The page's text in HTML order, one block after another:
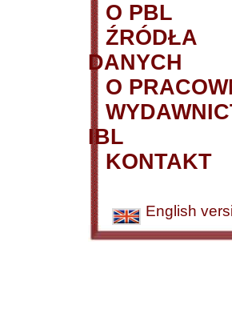
O PBL
ŹRÓDŁA
DANYCH
O
IBL
KONTAKT
English